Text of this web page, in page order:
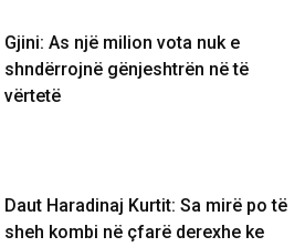
Gjini: As një milion vota nuk e
shndërrojnë gënjeshtrën në të
vërtetë
Daut Haradinaj Kurtit: Sa mirë po të
sheh kombi në çfarë derexhe ke